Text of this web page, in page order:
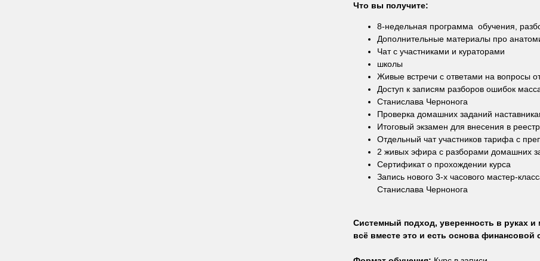
Что вы получите:
8-недельная программа обучения,
Дополнительные материалы про
Чат с участниками и кураторами
школы
Живые встречи с ответами на вопросы
Доступ к записям разборов ошибок
Станислава Чернонога
Проверка домашних заданий
Итоговый экзамен для внесения в
Отдельный чат участников тарифа с
2 живых эфира с разборами домашних
Сертификат о прохождении курса
Запись нового 3-х часового мастер-
Станислава Чернонога
Системный подход, уверенность в руках
всё вместе это и есть основа финансовой